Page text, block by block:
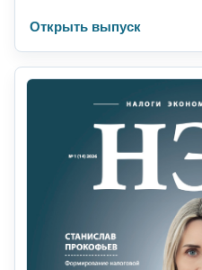
Открыть выпуск